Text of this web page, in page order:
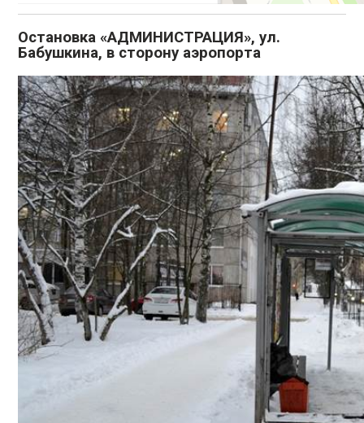
Остановка «АДМИНИСТРАЦИЯ», ул.
Бабушкина, в сторону аэропорта